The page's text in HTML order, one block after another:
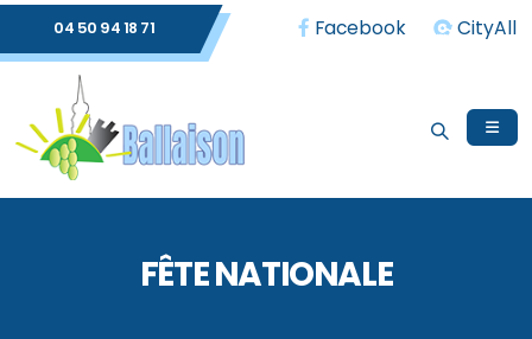
04 50 94 18 71 Facebook CityAll
FÊTE NATIONALE